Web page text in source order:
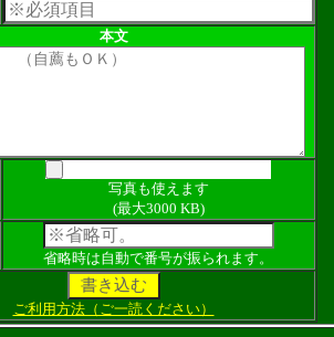
本文
写真も使えます
(最大3000 KB)
省略時は自動で番号が振られます。
ご利用方法（ご一読ください）